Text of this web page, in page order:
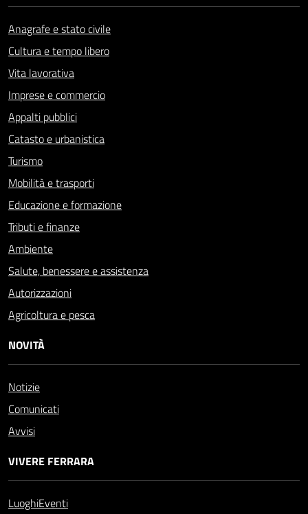
Anagrafe e stato civile
Cultura e tempo libero
Vita lavorativa
Imprese e commercio
Appalti pubblici
Catasto e urbanistica
Turismo
Mobilità e trasporti
Educazione e formazione
Tributi e finanze
Ambiente
Salute, benessere e assistenza
Autorizzazioni
Agricoltura e pesca
NOVITÀ
Notizie
Comunicati
Avvisi
VIVERE FERRARA
LuoghiEventi